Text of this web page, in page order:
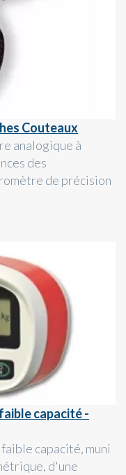
Couteaux
analogique à
des
de précision
capacité -
capacité, muni
d'une